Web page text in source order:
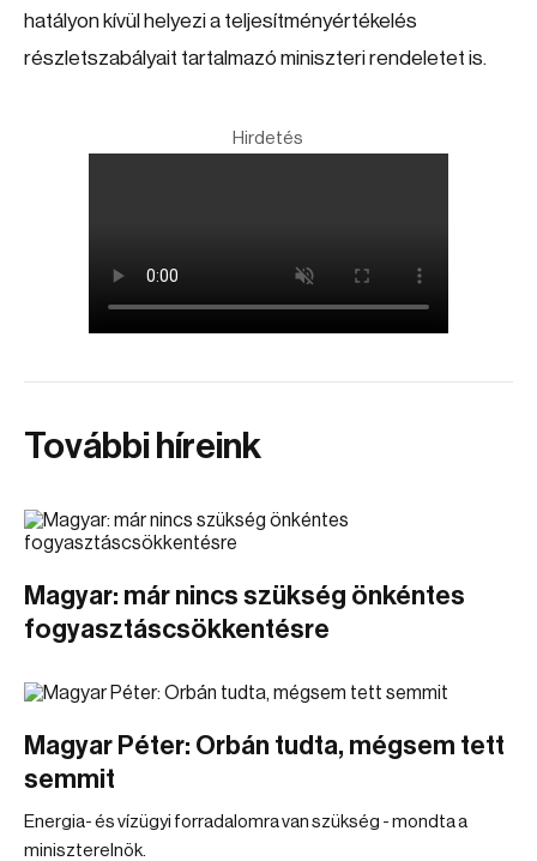
hatályon kívül helyezi a teljesítményértékelés
részletszabályait tartalmazó miniszteri rendeletet is.
Hirdetés
További híreink
Magyar: már nincs szükség önkéntes
fogyasztáscsökkentésre
Magyar Péter: Orbán tudta, mégsem tett
semmit
Energia- és vízügyi forradalomra van szükség - mondta a
miniszterelnök.